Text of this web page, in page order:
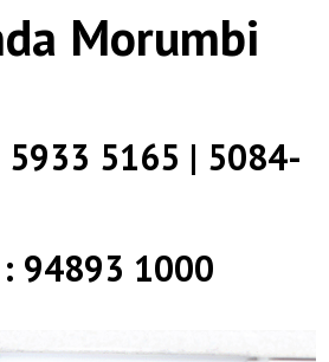
Morumbi
5165 | 5084-
94893 1000